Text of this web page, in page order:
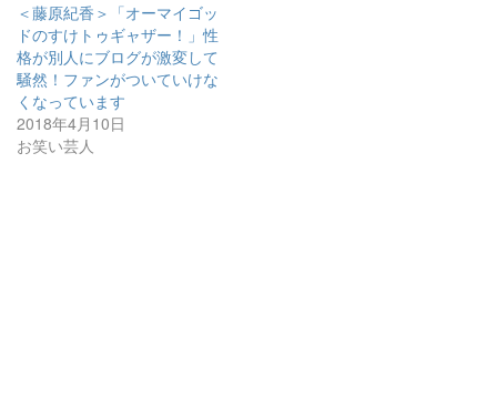
＜藤原紀香＞「オーマイゴッ
ドのすけトゥギャザー！」性
格が別人にブログが激変して
騒然！ファンがついていけな
くなっています
2018年4月10日
お笑い芸人